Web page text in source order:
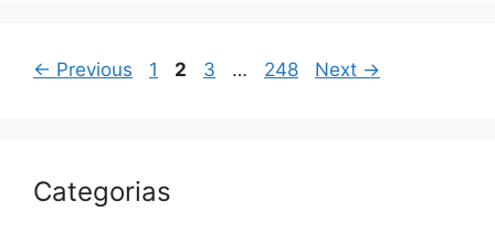
← Previous Page
1 Page
2 Page
3 … Page
248 Next →
Categorias